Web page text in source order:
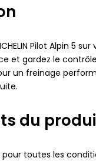
Pilot Alpin 5
et gardez le
un freinage
du
pour toutes les